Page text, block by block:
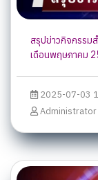
สรุปข่าวกิจกรรมส
เดือนพฤษภาคม
2025-07-03
Administrator